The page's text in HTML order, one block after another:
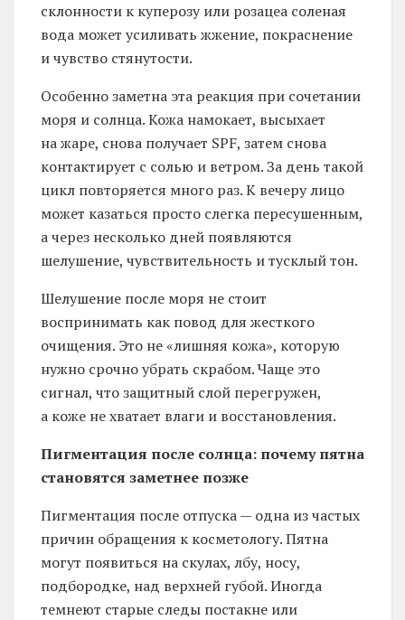
склонности к куперозу или розацеа соленая
вода может усиливать жжение, покраснение
и чувство стянутости.
Особенно заметна эта реакция при сочетании
моря и солнца. Кожа намокает, высыхает
на жаре, снова получает SPF, затем снова
контактирует с солью и ветром. За день такой
цикл повторяется много раз. К вечеру лицо
может казаться просто слегка пересушенным,
а через несколько дней появляются
шелушение, чувствительность и тусклый тон.
Шелушение после моря не стоит
воспринимать как повод для жесткого
очищения. Это не «лишняя кожа», которую
нужно срочно убрать скрабом. Чаще это
сигнал, что защитный слой перегружен,
а коже не хватает влаги и восстановления.
Пигментация после солнца: почему пятна
становятся заметнее позже
Пигментация после отпуска — одна из частых
причин обращения к косметологу. Пятна
могут появиться на скулах, лбу, носу,
подбородке, над верхней губой. Иногда
темнеют старые следы постакне или